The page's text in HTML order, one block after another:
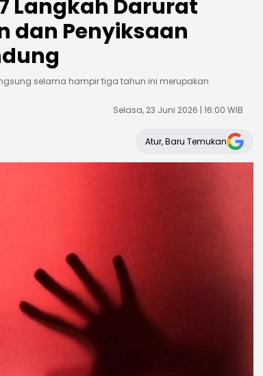
Langkah Darurat
dan Penyiksaan
selama hampir tiga tahun ini merupakan
Selasa, 23 Juni 2026 | 16:00 WIB
Atur, Baru Temukan